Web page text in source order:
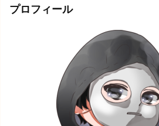
プロフィール